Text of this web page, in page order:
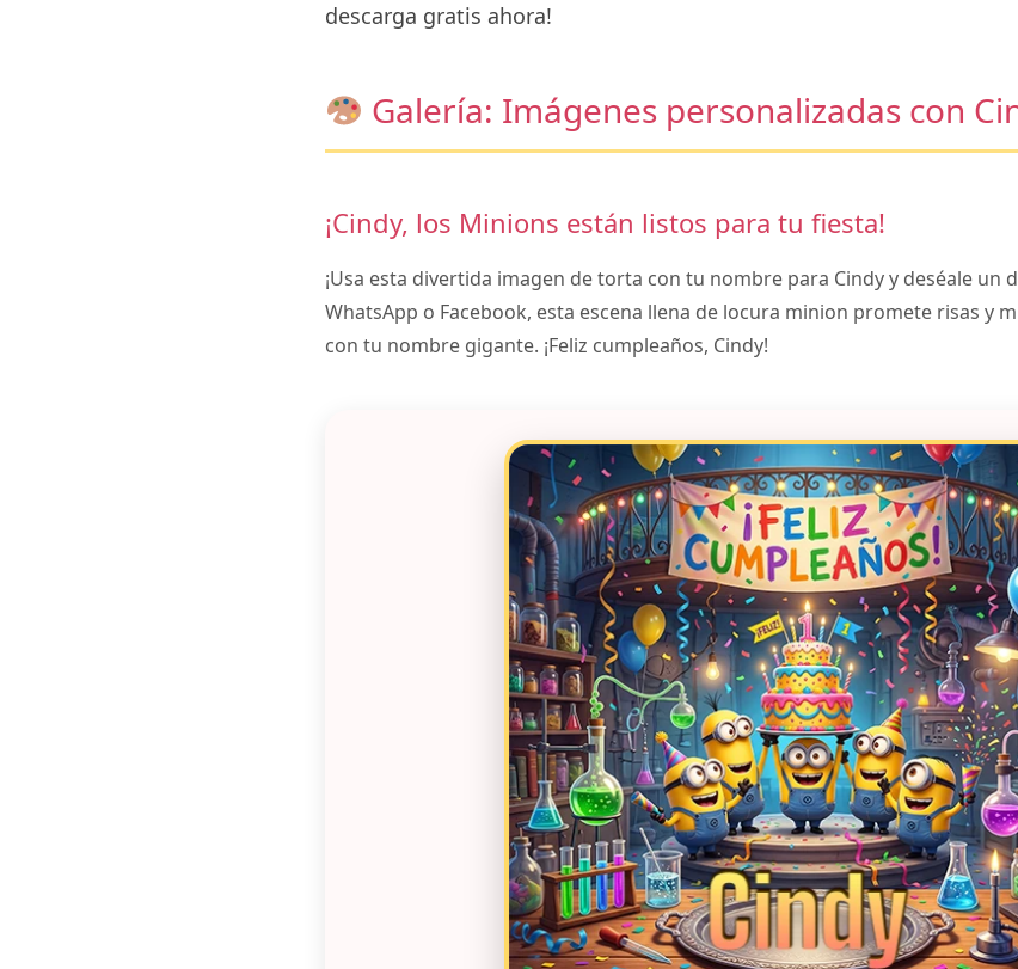
descarga gratis ahora!
Galería: Imágenes personalizadas con
¡Cindy, los Minions están listos para tu fiesta!
¡Usa esta divertida imagen de torta con tu nombre para Cindy y deséale un
WhatsApp o Facebook, esta escena llena de locura minion promete risas y
con tu nombre gigante. ¡Feliz cumpleaños, Cindy!